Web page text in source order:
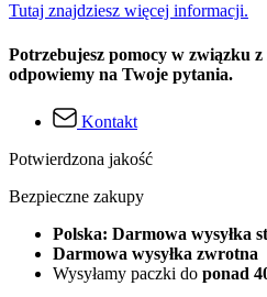
Tutaj znajdziesz więcej informacji.
Potrzebujesz pomocy w związku
odpowiemy na Twoje pytania.
Kontakt
Potwierdzona jakość
Bezpieczne zakupy
Polska: Darmowa wysyłka
Darmowa wysyłka zwrotna
Wysyłamy paczki do ponad